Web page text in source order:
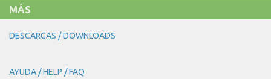
MÁS
DESCARGAS / DOWNLOADS
AYUDA / HELP / FAQ